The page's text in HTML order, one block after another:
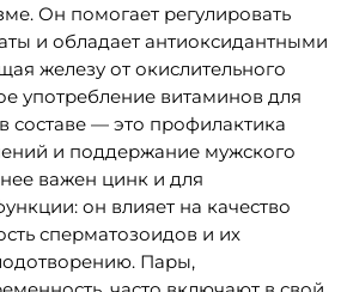
Он помогает регулировать
и обладает антиоксидантными
железу от окислительного
употребление витаминов для
составе — это профилактика
и поддержание мужского
важен цинк и для
он влияет на качество
сперматозоидов и их
Пары,